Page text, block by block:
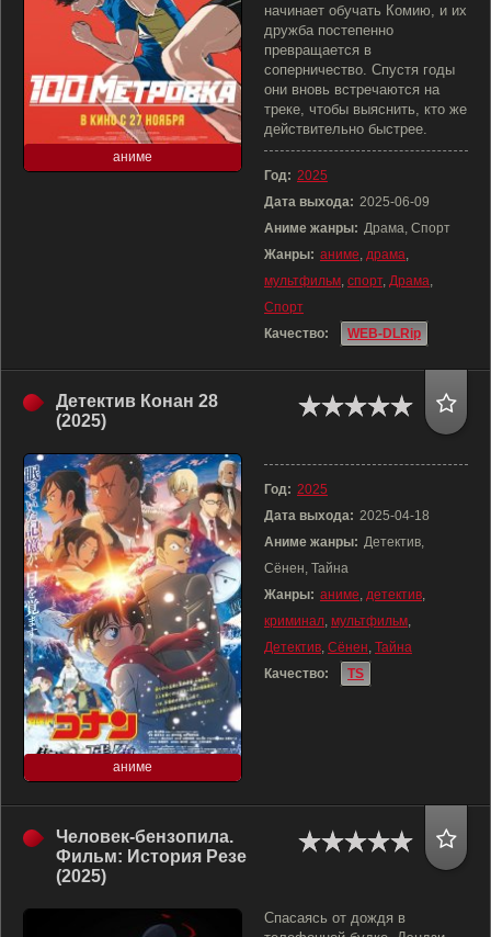
аниме
начинает обучать Комию, и их
дружба постепенно
превращается в
соперничество. Спустя годы
они вновь встречаются на
треке, чтобы выяснить, кто же
действительно быстрее.
Год: 2025
Дата выхода: 2025-06-09
Аниме жанры: Драма, Спорт
Жанры: аниме, драма,
мультфильм, спорт, Драма,
Спорт
Качество:
WEB-DLRip
Детектив Конан 28
(2025)
аниме
Год: 2025
Дата выхода: 2025-04-18
Аниме жанры: Детектив,
Сёнен, Тайна
Жанры: аниме, детектив,
криминал, мультфильм,
Детектив, Сёнен, Тайна
Качество:
TS
Человек-бензопила.
Фильм: История Резе
(2025)
Спасаясь от дождя в